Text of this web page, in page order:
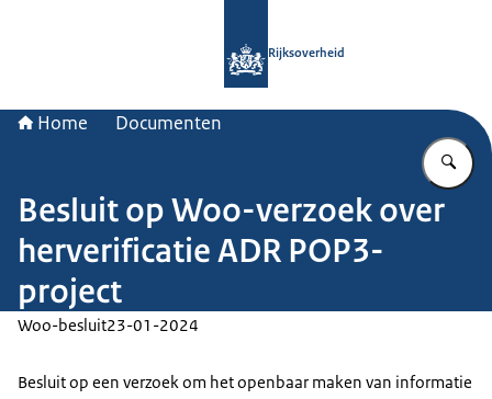
Rijksoverheid
Home Documenten
Besluit op Woo-verzoek over
herverificatie ADR POP3-
project
Woo-besluit23-01-2024
Besluit op een verzoek om het openbaar maken van informatie